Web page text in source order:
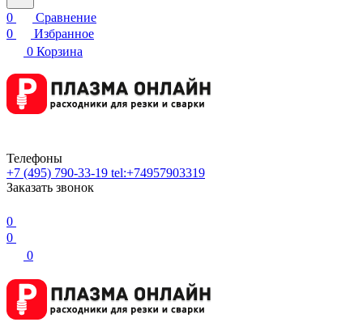
0
Сравнение
0
Избранное
0 Корзина
Телефоны
+7 (495) 790-33-19 tel:+74957903319
Заказать звонок
0
0
0